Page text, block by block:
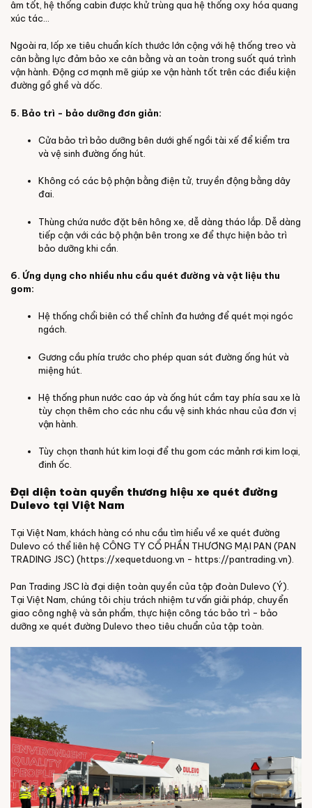
âm tốt, hệ thống cabin được khử trùng qua hệ thống oxy hóa quang
xúc tác...
Ngoài ra, lốp xe tiêu chuẩn kích thước lớn cộng với hệ thống treo và
cân bằng lực đảm bảo xe cân bằng và an toàn trong suốt quá trình
vận hành. Động cơ mạnh mẽ giúp xe vận hành tốt trên các điều kiện
đường gồ ghề và dốc.
5. Bảo trì - bảo dưỡng đơn giản:
Cửa bảo trì bảo dưỡng bên dưới ghế ngồi tài xế để kiểm tra
và vệ sinh đường ống hút.
Không có các bộ phận bằng điện tử, truyền động bằng dây
đai.
Thùng chứa nước đặt bên hông xe, dễ dàng tháo lắp. Dễ dàng
tiếp cận với các bộ phận bên trong xe để thực hiện bảo trì
bảo dưỡng khi cần.
6. Ứng dụng cho nhiều nhu cầu quét đường và vật liệu thu
gom:
Hệ thống chổi biên có thể chỉnh đa hướng để quét mọi ngóc
ngách.
Gương cầu phía trước cho phép quan sát đường ống hút và
miệng hút.
Hệ thống phun nước cao áp và ống hút cầm tay phía sau xe là
tùy chọn thêm cho các nhu cầu vệ sinh khác nhau của đơn vị
vận hành.
Tùy chọn thanh hút kim loại để thu gom các mảnh rơi kim loại,
đinh ốc.
Đại diện toàn quyền thương hiệu xe quét đường
Dulevo tại Việt Nam
Tại Việt Nam, khách hàng có nhu cầu tìm hiểu về xe quét đường
Dulevo có thể liên hệ CÔNG TY CỔ PHẦN THƯƠNG MẠI PAN (PAN
TRADING JSC) (https://xequetduong.vn - https://pantrading.vn).
Pan Trading JSC là đại diện toàn quyền của tập đoàn Dulevo (Ý).
Tại Việt Nam, chúng tôi chịu trách nhiệm tư vấn giải pháp, chuyển
giao công nghệ và sản phẩm, thực hiện công tác bảo trì - bảo
dưỡng xe quét đường Dulevo theo tiêu chuẩn của tập toàn.